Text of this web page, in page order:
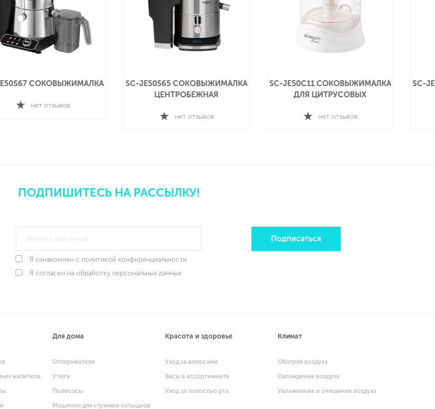
СОКОВЫЖИМАЛКА
SC-JE50C11 СОКОВЫЖИМАЛКА
ДЛЯ ЦИТРУСОВЫХ
нет отзывов
SC-JE50S64 СОКОВЫЖИМАЛКА
ЦЕНТРОБЕЖНАЯ
нет отзывов
SC-
ПОДПИШИТЕСЬ НА РАССЫЛКУ!
Я ознакомлен с политикой конфиденциальности
Я согласен на обработку персональных данных
Подписаться
напитков
Для дома
Отпариватели
Утюги
Пылесосы
Машинки для стрижки катышков
Красота и здоровье
Уход за волосами
Весы в ассортименте
Уход за полостью рта
Климат
Обогрев воздуха
Охлаждение воздуха
Увлажнение и очищение воздуха